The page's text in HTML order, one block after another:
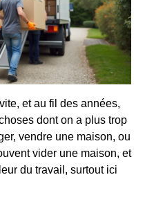
et au fil des années,
dont on a plus trop
vendre une maison, ou
vider une maison, et
du travail, surtout ici